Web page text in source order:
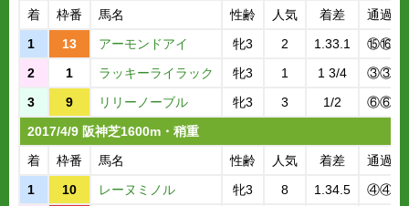
着
枠番 馬名 性齢 人気 着差
通過順
1
13 アーモンドアイ 牝3 2 1.33.1
⑮⑯
2
1 ラッキーライラック 牝3 1 1 3/4
③③
3
9 リリーノーブル 牝3 3 1/2
⑥⑥
2017/4/9 阪神芝1600m・稍重
着
枠番 馬名 性齢 人気 着差
通過順
1
10 レーヌミノル 牝3 8 1.34.5
④④